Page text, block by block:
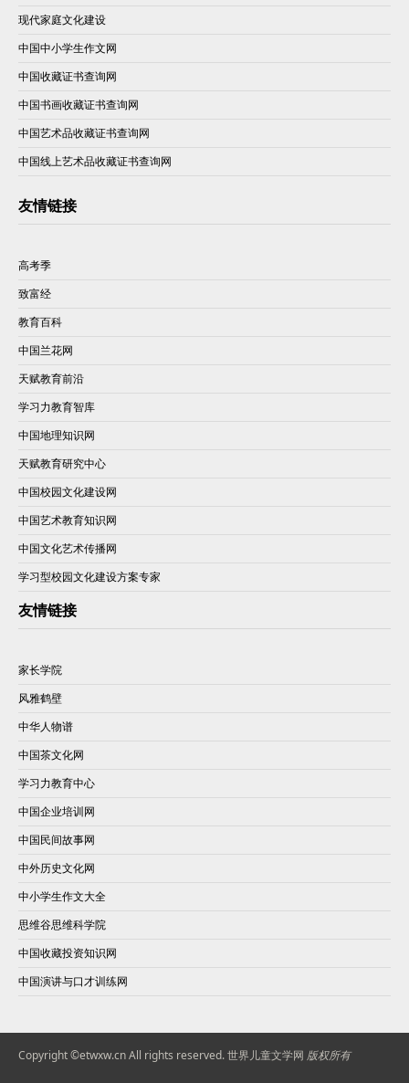
现代家庭文化建设
中国中小学生作文网
中国收藏证书查询网
中国书画收藏证书查询网
中国艺术品收藏证书查询网
中国线上艺术品收藏证书查询网
友情链接
高考季
致富经
教育百科
中国兰花网
天赋教育前沿
学习力教育智库
中国地理知识网
天赋教育研究中心
中国校园文化建设网
中国艺术教育知识网
中国文化艺术传播网
学习型校园文化建设方案专家
友情链接
家长学院
风雅鹤壁
中华人物谱
中国茶文化网
学习力教育中心
中国企业培训网
中国民间故事网
中外历史文化网
中小学生作文大全
思维谷思维科学院
中国收藏投资知识网
中国演讲与口才训练网
Copyright ©etwxw.cn All rights reserved.世界儿童文学网 版权所有